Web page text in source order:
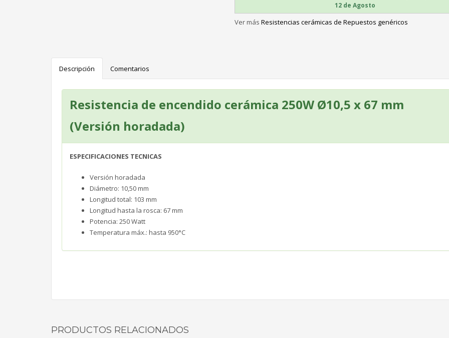
12 de Agosto
Ver más Resistencias cerámicas de Repuestos genéricos
Descripción Comentarios
Resistencia de encendido cerámica 250W Ø10,5 x 67 mm
(Versión horadada)
ESPECIFICACIONES TECNICAS
Versión horadada
Diámetro: 10,50 mm
Longitud total: 103 mm
Longitud hasta la rosca: 67 mm
Potencia: 250 Watt
Temperatura máx.: hasta 950°C
PRODUCTOS RELACIONADOS